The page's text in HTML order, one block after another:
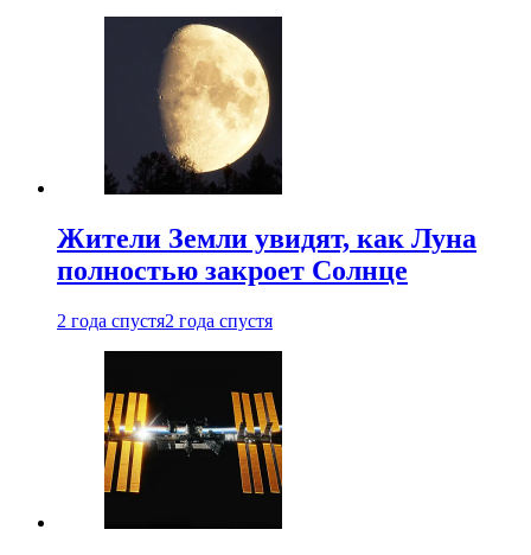
Жители Земли увидят, как Луна
полностью закроет Солнце
2 года спустя2 года спустя